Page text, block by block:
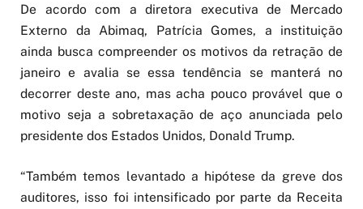
De acordo com a diretora executiva de Mercado
Externo da Abimaq, Patrícia Gomes, a instituição
ainda busca compreender os motivos da retração de
janeiro e avalia se essa tendência se manterá no
decorrer deste ano, mas acha pouco provável que o
motivo seja a sobretaxação de aço anunciada pelo
presidente dos Estados Unidos, Donald Trump.
“Também temos levantado a hipótese da greve dos
auditores, isso foi intensificado por parte da Receita